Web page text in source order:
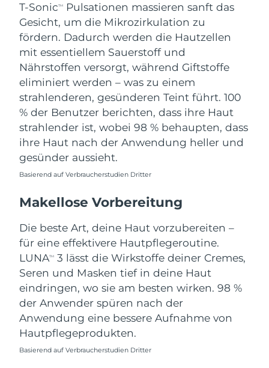
T-SonicTM
Pulsationen massieren sanft das
Gesicht, um die Mikrozirkulation zu
fördern. Dadurch werden die Hautzellen
mit essentiellem Sauerstoff und
Nährstoffen versorgt, während Giftstoffe
eliminiert werden – was zu einem
strahlenderen, gesünderen Teint führt. 100
% der Benutzer berichten, dass ihre Haut
strahlender ist, wobei 98 % behaupten, dass
ihre Haut nach der Anwendung heller und
gesünder aussieht.
Basierend auf Verbraucherstudien Dritter
Makellose Vorbereitung
Die beste Art, deine Haut vorzubereiten –
für eine effektivere Hautpflegeroutine.
LUNATM
3 lässt die Wirkstoffe deiner Cremes,
Seren und Masken tief in deine Haut
eindringen, wo sie am besten wirken. 98 %
der Anwender spüren nach der
Anwendung eine bessere Aufnahme von
Hautpflegeprodukten.
Basierend auf Verbraucherstudien Dritter